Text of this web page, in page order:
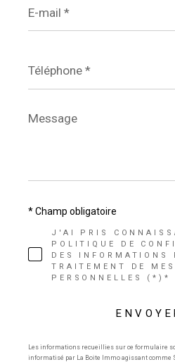
mail
*
*
Message
*
J'AI PRIS
POLITIQUE DE
DES INFORMATIONS
TRAITEMENT DE MES
PERSONNELLES (*)*
* Champ obligatoire
Les informations recueillies sur ce formulaire
informatisé par La Boite Immo agissant comme